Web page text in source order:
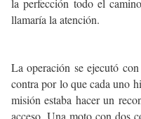
la perfección todo el
llamaría la atención.
La operación se ejecutó
contra por lo que cada uno
misión estaba hacer un
acceso. Una moto con dos